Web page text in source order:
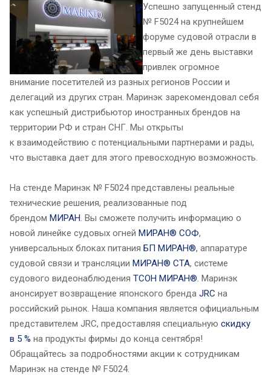
Успешно запущенный стенд
№ F5024 на крупнейшем
форуме судовой отрасли в
первый же день выставки
привлек огромное
внимание посетителей из разных регионов России и
делегаций из других стран. Маринэк зарекомендовал себя
как успешный дистрибьютор иностранных брендов на
территории РФ и стран СНГ. Мы открыты
к взаимодействию с потенциальными партнерами и рады,
что выставка дает для этого превосходную возможность.
На стенде Маринэк № F5024 представлены реальные
технические решения, реализованные под
брендом МИРАН. Вы сможете получить информацию о
новой линейке судовых огней МИРАН® СОФ,
универсальных блоках питания БП МИРАН®, аппаратуре
судовой связи и трансляции МИРАН® СТА, системе
судового видеонаблюдения ТСОН МИРАН®. Маринэк
анонсирует возвращение японского бренда JRC на
российский рынок. Наша компания является официальным
представителем JRC, предоставляя специальную скидку
в 5 % на продукты фирмы до конца сентября!
Обращайтесь за подробностями акции к сотрудникам
Маринэк на стенде № F5024.